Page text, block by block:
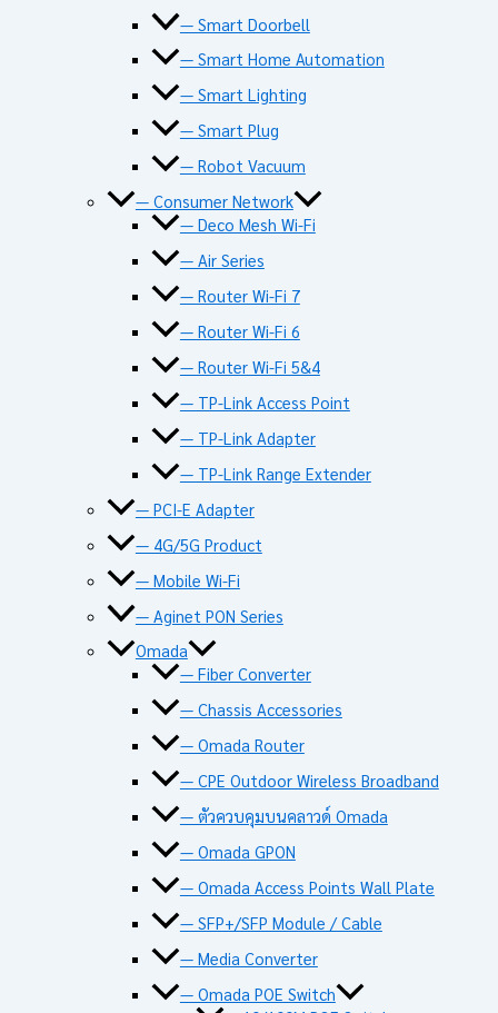
— Smart Doorbell
— Smart Home Automation
— Smart Lighting
— Smart Plug
— Robot Vacuum
— Consumer Network
— Deco Mesh Wi-Fi
— Air Series
— Router Wi-Fi 7
— Router Wi-Fi 6
— Router Wi-Fi 5&4
— TP-Link Access Point
— TP-Link Adapter
— TP-Link Range Extender
— PCI-E Adapter
— 4G/5G Product
— Mobile Wi-Fi
— Aginet PON Series
Omada
— Fiber Converter
— Chassis Accessories
— Omada Router
— CPE Outdoor Wireless Broadband
— ตัวควบคุมบนคลาวด์ Omada
— Omada GPON
— Omada Access Points Wall Plate
— SFP+/SFP Module / Cable
— Media Converter
— Omada POE Switch